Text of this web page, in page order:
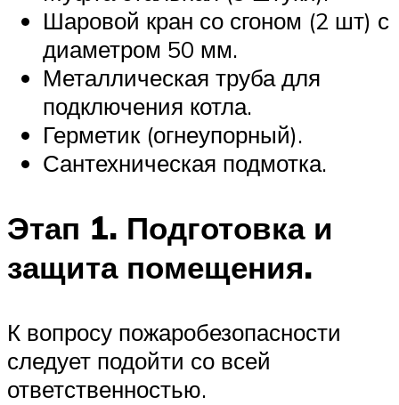
Шаровой кран со сгоном (2 шт) с
диаметром 50 мм.
Металлическая труба для
подключения котла.
Герметик (огнеупорный).
Сантехническая подмотка.
Этап 1. Подготовка и
защита помещения.
К вопросу пожаробезопасности
следует подойти со всей
ответственностью.